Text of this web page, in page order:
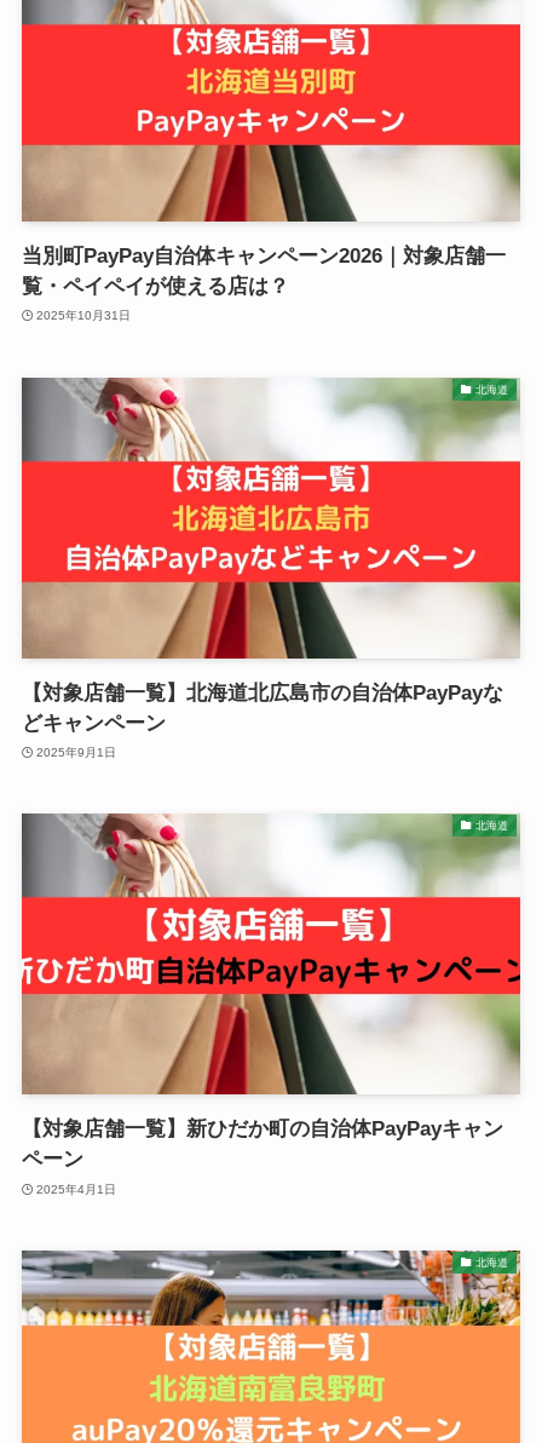
当別町PayPay自治体キャンペーン2026｜対象店舗一
覧・ペイペイが使える店は？
2025年10月31日
北海道
【対象店舗一覧】北海道北広島市の自治体PayPayな
どキャンペーン
2025年9月1日
北海道
【対象店舗一覧】新ひだか町の自治体PayPayキャン
ペーン
2025年4月1日
北海道